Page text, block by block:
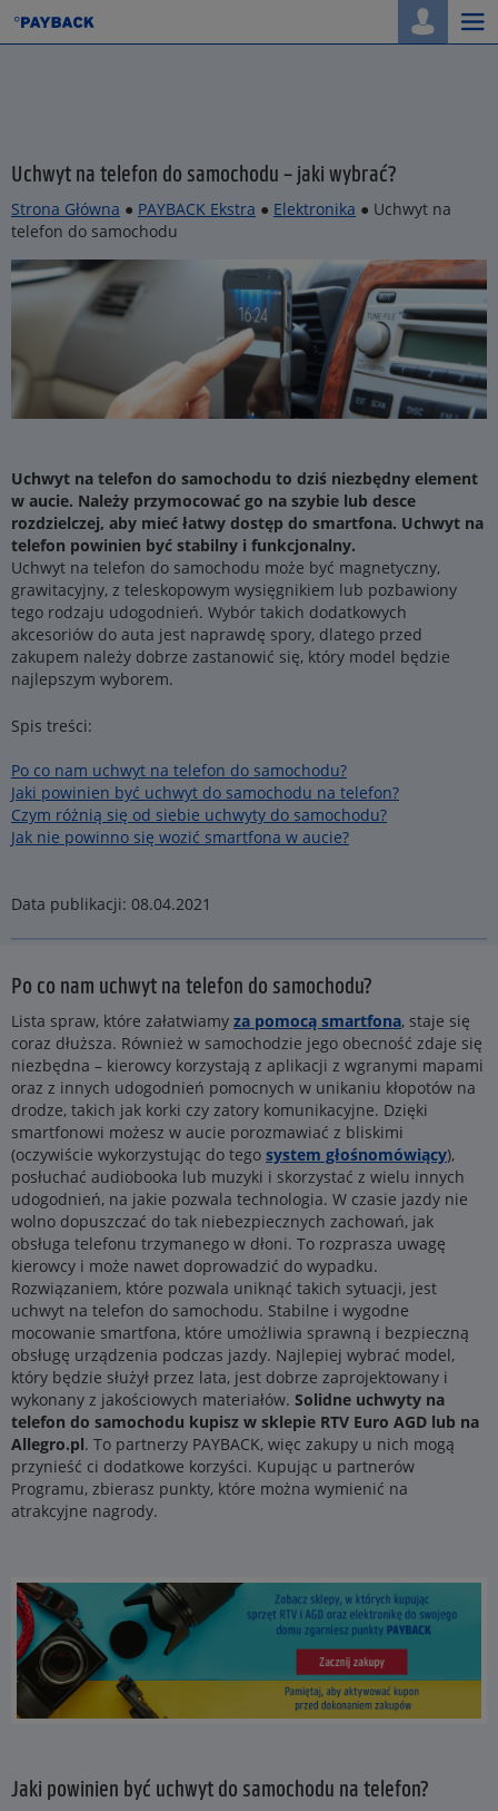
Uchwyt na telefon do samochodu – jaki wybrać?
Strona Główna ● PAYBACK Ekstra ● Elektronika ● Uchwyt na
telefon do samochodu
Uchwyt na telefon do samochodu to dziś niezbędny element
w aucie. Należy przymocować go na szybie lub desce
rozdzielczej, aby mieć łatwy dostęp do smartfona. Uchwyt na
telefon powinien być stabilny i funkcjonalny.
Uchwyt na telefon do samochodu może być magnetyczny,
grawitacyjny, z teleskopowym wysięgnikiem lub pozbawiony
tego rodzaju udogodnień. Wybór takich dodatkowych
akcesoriów do auta jest naprawdę spory, dlatego przed
zakupem należy dobrze zastanowić się, który model będzie
najlepszym wyborem.
Spis treści:
Po co nam uchwyt na telefon do samochodu?
Jaki powinien być uchwyt do samochodu na telefon?
Czym różnią się od siebie uchwyty do samochodu?
Jak nie powinno się wozić smartfona w aucie?
Data publikacji: 08.04.2021
Po co nam uchwyt na telefon do samochodu?
Lista spraw, które załatwiamy za pomocą smartfona, staje się
coraz dłuższa. Również w samochodzie jego obecność zdaje się
niezbędna – kierowcy korzystają z aplikacji z wgranymi mapami
oraz z innych udogodnień pomocnych w unikaniu kłopotów na
drodze, takich jak korki czy zatory komunikacyjne. Dzięki
smartfonowi możesz w aucie porozmawiać z bliskimi
(oczywiście wykorzystując do tego system głośnomówiący),
posłuchać audiobooka lub muzyki i skorzystać z wielu innych
udogodnień, na jakie pozwala technologia. W czasie jazdy nie
wolno dopuszczać do tak niebezpiecznych zachowań, jak
obsługa telefonu trzymanego w dłoni. To rozprasza uwagę
kierowcy i może nawet doprowadzić do wypadku.
Rozwiązaniem, które pozwala uniknąć takich sytuacji, jest
uchwyt na telefon do samochodu. Stabilne i wygodne
mocowanie smartfona, które umożliwia sprawną i bezpieczną
obsługę urządzenia podczas jazdy. Najlepiej wybrać model,
który będzie służył przez lata, jest dobrze zaprojektowany i
wykonany z jakościowych materiałów. Solidne uchwyty na
telefon do samochodu kupisz w sklepie RTV Euro AGD lub na
Allegro.pl. To partnerzy PAYBACK, więc zakupy u nich mogą
przynieść ci dodatkowe korzyści. Kupując u partnerów
Programu, zbierasz punkty, które można wymienić na
atrakcyjne nagrody.
Jaki powinien być uchwyt do samochodu na telefon?